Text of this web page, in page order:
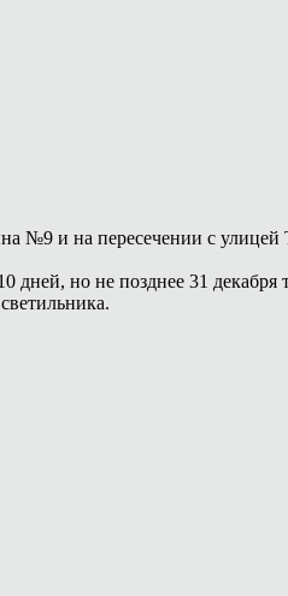
№9 и на пересечении с
но не позднее 31